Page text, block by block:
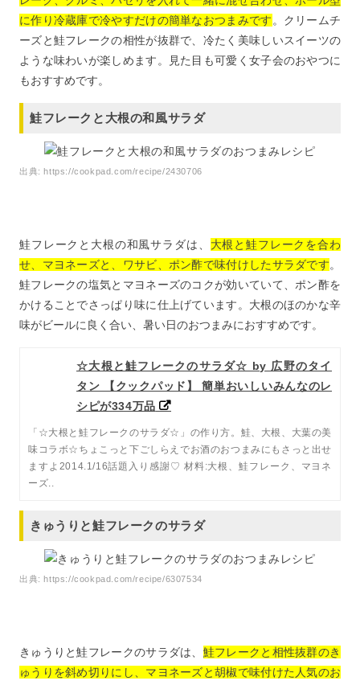
に作り冷蔵庫で冷やすだけの簡単なおつまみです 。クリームチ
ーズと鮭フレークの相性が抜群で、冷たく美味しいスイーツの
ような味わいが楽しめます。見た目も可愛く女子会のおやつに
もおすすめです。
鮭フレークと大根の和風サラダ
出典:https://cookpad.com/recipe/2430706
鮭フレークと大根の和風サラダは、 大根と鮭フレークを合わ
せ、マヨネーズと、ワサビ、ポン酢で味付けしたサラダです。
鮭フレークの塩気とマヨネーズのコクが効いていて、ポン酢を
かけることでさっぱり味に仕上げています。大根のほのかな辛
味がビールに良く合い、暑い日のおつまみにおすすめです。
☆大根と鮭フレークのサラダ☆ by 広野のタイ
タン 【クックパッド】 簡単おいしいみんなのレ
シピが334万品
「☆大根と鮭フレークのサラダ☆」の作り方。鮭、大根、大葉の美
味コラボ☆ちょこっと下ごしらえでお酒のおつまみにもさっと出せ
ますよ2014.1/16話題入り感謝♡ 材料:大根、鮭フレーク、マヨネ
ーズ..
きゅうりと鮭フレークのサラダ
出典:https://cookpad.com/recipe/6307534
きゅうりと鮭フレークのサラダは、 鮭フレークと相性抜群のき
ゅうりを斜め切りにし、マヨネーズと胡椒で味付けた人気のお